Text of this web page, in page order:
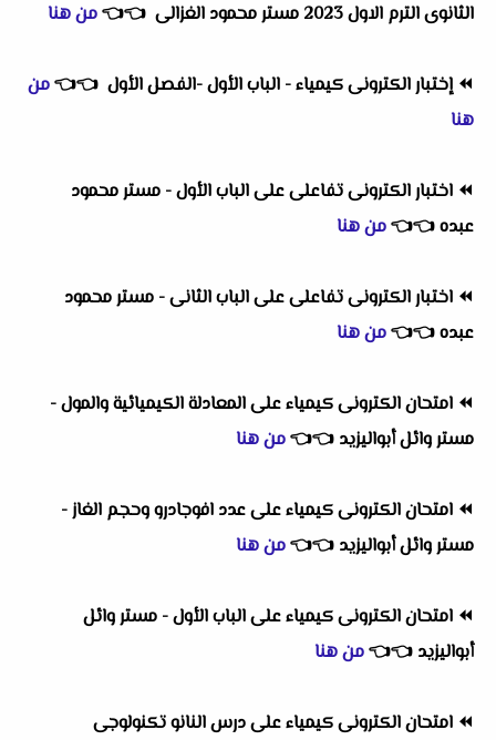
الثانوى الترم الاول 2023 مستر محمود الغزالى
👈
👈من هنا
⏪إختبار الكترونى كيمياء - الباب الأول -الفصل الأول 👈
👈من
هنا
⏪ اختبار الكترونى تفاعلى على الباب الأول - مستر محمود
عبده👈
👈من هنا
⏪ اختبار الكترونى تفاعلى على الباب الثانى - مستر محمود
عبده👈
👈من هنا
⏪ امتحان الكترونى كيمياء على المعادلة الكيميائية والمول -
مستر وائل أبواليزيد 👈
👈من هنا
⏪ امتحان الكترونى كيمياء على عدد افوجادرو وحجم الغاز -
مستر وائل أبواليزيد 👈
👈من هنا
⏪ امتحان الكترونى كيمياء على الباب الأول - مستر وائل
أبواليزيد 👈
👈من هنا
⏪ امتحان الكترونى كيمياء على درس النانو تكنولوجى